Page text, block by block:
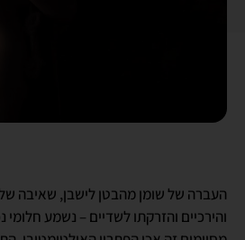
העברה של שומן מהבטן לישבן, שאיבה
והירכיים והזרקתו לשדיים – נשמע חלומי